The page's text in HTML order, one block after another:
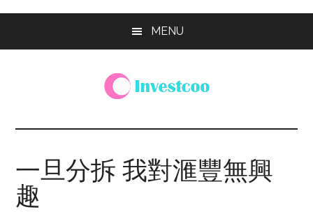
MENU
Investcoo
個
活
化
的
一旦分拆 我對滙豐無興
趣